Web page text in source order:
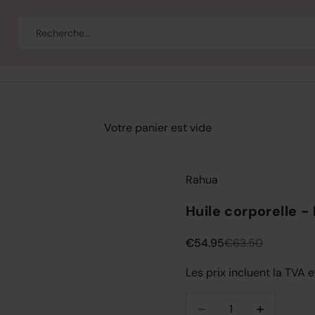
Votre panier est vide
Rahua
Huile corporelle -
Prix de vente
€54.95Prix normal
€63.50
Les prix incluent la TVA
Diminuer la quantité